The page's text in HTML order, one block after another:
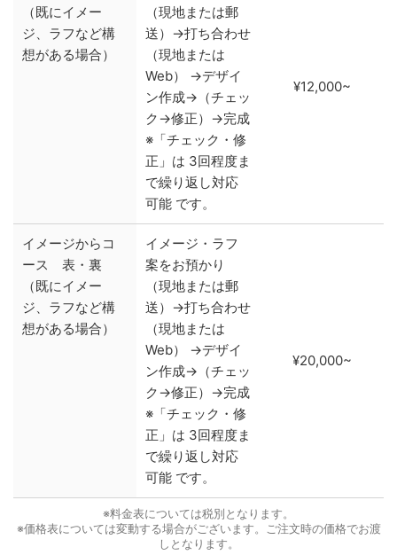
（既にイメー
ジ、ラフなど構
想がある場合）
（現地または郵
送）→打ち合わせ
（現地または
Web） →デザイ
ン作成→（チェッ
ク→修正）→完成
※「チェック・修
正」は 3回程度ま
で繰り返し対応
可能 です。
¥12,000~
イメージからコ
ース 表・裏
（既にイメー
ジ、ラフなど構
想がある場合）
イメージ・ラフ
案をお預かり
（現地または郵
送）→打ち合わせ
（現地または
Web） →デザイ
ン作成→（チェッ
ク→修正）→完成
※「チェック・修
正」は 3回程度ま
で繰り返し対応
可能 です。
¥20,000~
※料金表については税別となります。
※価格表については変動する場合がございます。ご注文時の価格でお渡
しとなります。